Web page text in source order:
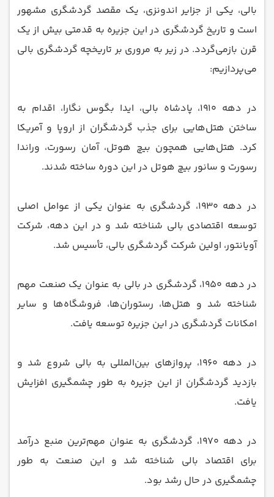
بالی، یکی از جزایر اندونزی، یک مقصد گردشگری مشهور
است و تاریخ گردشگری در این جزیره به قدمتی بیش از یک
قرن بازمی‌گردد. در زیر به مروری بر تاریخچه گردشگری بالی
می‌پردازیم:
در دهه ۱۹۱۰، پادشاه بالی، ایدا بگوس نگارا، اقدام به
ساختن هتل‌هایی برای جذب گردشگران از اروپا و آمریکا
کرد. هتل‌هایی همچون بیچ هوتل، آمان رسورت، وراندا
رسورت و سانور بیچ هوتل در این دوره ساخته شدند.
در دهه ۱۹۳۰، گردشگری به عنوان یکی از عوامل اصلی
توسعه اقتصادی بالی شناخته شد و در این دهه، شرکت
آویانتور، اولین شرکت گردشگری بالی، تأسیس شد.
در دهه ۱۹۵۰، گردشگری در بالی به عنوان یک صنعت مهم
شناخته شد و هتل‌ها، رستوران‌ها، فروشگاه‌ها و سایر
امکانات گردشگری در این جزیره توسعه یافت.
در دهه ۱۹۶۰، پروازهای بین‌المللی به بالی شروع شد و
بازدید گردشگران از این جزیره به طور چشمگیری افزایش
یافت.
در دهه ۱۹۷۰، گردشگری به عنوان مهم‌ترین منبع درآمد
برای اقتصاد بالی شناخته شد و این صنعت به طور
چشمگیری در حال رشد بود.